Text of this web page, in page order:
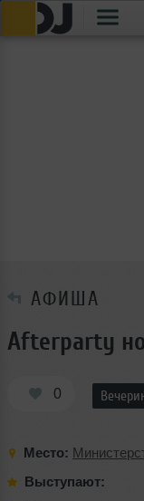
АФИША
Afterparty
0
Место:
Выступают: